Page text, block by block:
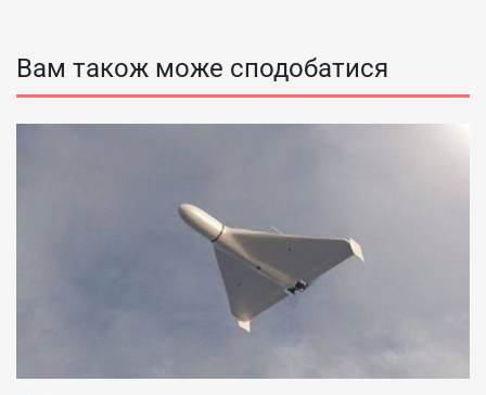
Вам також може сподобатися